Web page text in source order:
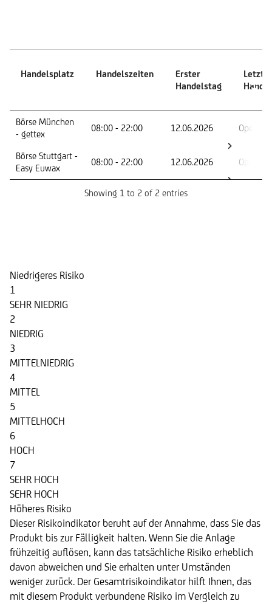
Handelsplatz Handelszeiten
Erster
Handelstag
Letzter
Handelsplatz
Handelstag
Börse München
- gettex
08:00 - 22:00 12.06.2026 Open
Börse Stuttgart -
Easy Euwax
08:00 - 22:00 12.06.2026 Open
Showing 1 to 2 of 2 entries
Niedrigeres Risiko
1
SEHR NIEDRIG
2
NIEDRIG
3
MITTELNIEDRIG
4
MITTEL
5
MITTELHOCH
6
HOCH
7
SEHR HOCH
SEHR HOCH
Höheres Risiko
Dieser Risikoindikator beruht auf der Annahme, dass Sie das
Produkt bis zur Fälligkeit halten. Wenn Sie die Anlage
frühzeitig auflösen, kann das tatsächliche Risiko erheblich
davon abweichen und Sie erhalten unter Umständen
weniger zurück. Der Gesamtrisikoindikator hilft Ihnen, das
mit diesem Produkt verbundene Risiko im Vergleich zu